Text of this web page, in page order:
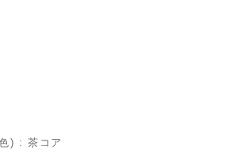
) : 茶コア